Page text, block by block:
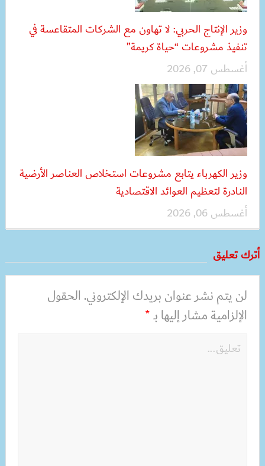
وزير الإنتاج الحربي: لا تهاون مع الشركات المتقاعسة في
تنفيذ مشروعات “حياة كريمة”
أغسطس 07, 2026
وزير الكهرباء يتابع مشروعات استخلاص العناصر الأرضية
النادرة لتعظيم العوائد الاقتصادية
أغسطس 06, 2026
أترك تعليق
لن يتم نشر عنوان بريدك الإلكتروني.الحقول
الإلزامية مشار إليها بـ*